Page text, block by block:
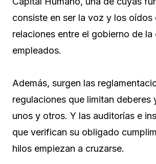
consiste en ser la voz y los oídos
relaciones entre el gobierno de la
empleados.
Además, surgen las
regulaciones que limitan deberes
unos y otros. Y las auditorías e
que verifican su obligado
hilos empiezan a cruzarse.